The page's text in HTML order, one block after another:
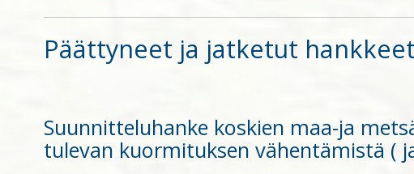
Päättyneet ja jatketut hankkeet
Suunnitteluhanke koskien maa-ja
tulevan kuormituksen vähentämistä (